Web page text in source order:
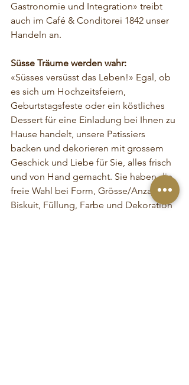
Gastronomie und Integration» treibt
auch im Café & Conditorei 1842 unser
Handeln an.
Süsse Träume werden wahr:
«Süsses versüsst das Leben!» Egal, ob
es sich um Hochzeitsfeiern,
Geburtstagsfeste oder ein köstliches
Dessert für eine Einladung bei Ihnen zu
Hause handelt, unsere Patissiers
backen und dekorieren mit grossem
Geschick und Liebe für Sie, alles frisch
und von Hand gemacht. Sie haben die
freie Wahl bei Form, Grösse/Anzahl,
Biskuit, Füllung, Farbe und Dekoration